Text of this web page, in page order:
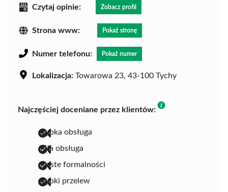
Czytaj opinie: Zobacz profil
Strona www: Pokaż stronę
Numer telefonu: Pokaż numer
Lokalizacja: Towarowa 23, 43-100 Tychy
Najczęściej doceniane przez klientów:
szybka obsługa
miła obsługa
proste formalności
szybki przelew